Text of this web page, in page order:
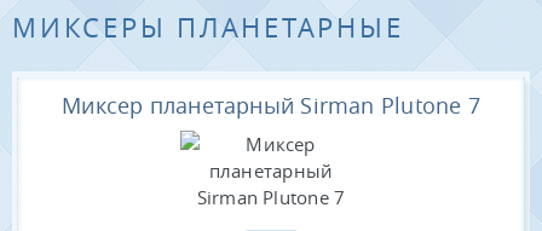
МИКСЕРЫ ПЛАНЕТАРНЫЕ
Миксер планетарный Sirman Plutone 7